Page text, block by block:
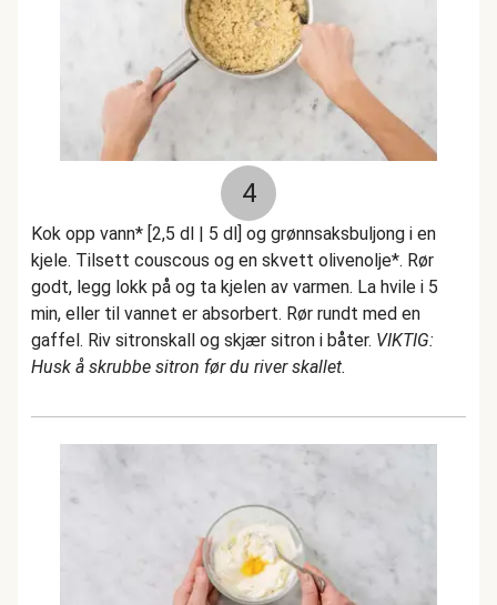
4
Kok opp vann* [2,5 dl | 5 dl] og grønnsaksbuljong i en
kjele. Tilsett couscous og en skvett olivenolje*. Rør
godt, legg lokk på og ta kjelen av varmen. La hvile i 5
min, eller til vannet er absorbert. Rør rundt med en
gaffel. Riv sitronskall og skjær sitron i båter. VIKTIG:
Husk å skrubbe sitron før du river skallet.